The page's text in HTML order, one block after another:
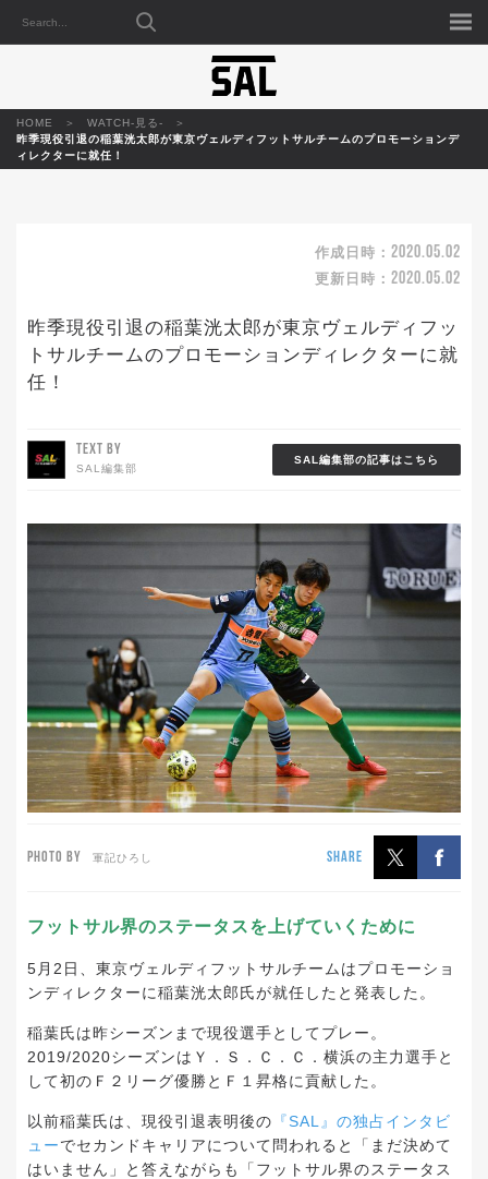
HOME
WATCH-見る-
昨季現役引退の稲葉洸太郎が東京ヴェルディフットサルチームのプロモーションデ
ィレクターに就任！
作成日時： 2020.05.02
更新日時： 2020.05.02
昨季現役引退の稲葉洸太郎が東京ヴェルディフッ
トサルチームのプロモーションディレクターに就
任！
TEXT BY
SAL編集部
SAL編集部の記事はこちら
PHOTO BY 軍記ひろし SHARE
フットサル界のステータスを上げていくために
5月2日、東京ヴェルディフットサルチームはプロモーショ
ンディレクターに稲葉洸太郎氏が就任したと発表した。
稲葉氏は昨シーズンまで現役選手としてプレー。
2019/2020シーズンはＹ．Ｓ．Ｃ．Ｃ．横浜の主力選手と
して初のＦ２リーグ優勝とＦ１昇格に貢献した。
以前稲葉氏は、現役引退表明後の 『SAL』の独占インタビ
ューでセカンドキャリアについて問われると「まだ決めて
はいません」と答えながらも「フットサル界のステータス